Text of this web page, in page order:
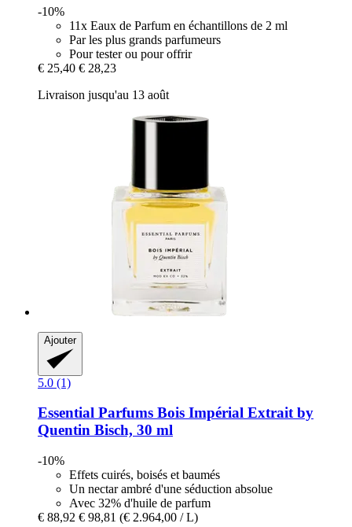
-10%
11x Eaux de Parfum en échantillons de 2 ml
Par les plus grands parfumeurs
Pour tester ou pour offrir
€ 25,40 € 28,23
Livraison jusqu'au 13 août
Ajouter
5.0 (1)
Essential Parfums Bois Impérial Extrait by
Quentin Bisch, 30 ml
-10%
Effets cuirés, boisés et baumés
Un nectar ambré d'une séduction absolue
Avec 32% d'huile de parfum
€ 88,92 € 98,81 (€ 2.964,00 / L)